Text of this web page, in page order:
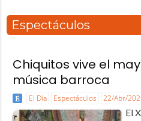
Espectáculos
Chiquitos vive el
música barroca
El Día Espectáculos 22/Abr/
El